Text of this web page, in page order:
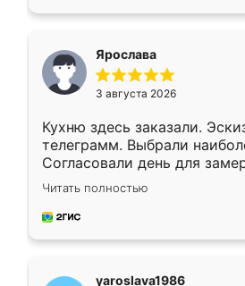
Ярослава
3 августа 2026
Кухню здесь заказали.
телеграмм. Выбрали
Согласовали день для
недели кухня была уже
довольны работой. Спасибо
мебель за качественную
Читать полностью
yaroslava1986